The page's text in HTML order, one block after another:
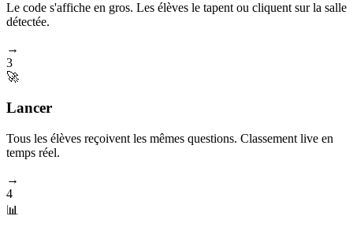
Le code s'affiche en gros. Les élèves le tapent ou cliquent sur la salle
détectée.
→
3
🚀
Lancer
Tous les élèves reçoivent les mêmes questions. Classement live en
temps réel.
→
4
📊